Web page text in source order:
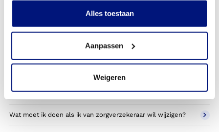
Alles toestaan
Aanpassen
Weigeren
Kan ik een reserve deelhand prothese vergoed krijgen?
Wat valt er binnen de vergoeding van een deelhand
Wordt een deelhand prothese die ik gebruik voor sporten
Betaal ik een eigen bijdrage voor de polsprothese?
Wat moet ik doen als ik van zorgverzekeraar wil wijzigen?